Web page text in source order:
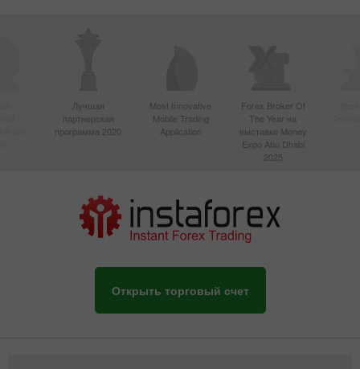
Лучшая
партнерская
программа 2020
Most Innovative
Mobile Trading
Application
Forex Broker Of
The Year на
выставке Money
Expo Abu Dhabi
2025
Открыть торговый счет